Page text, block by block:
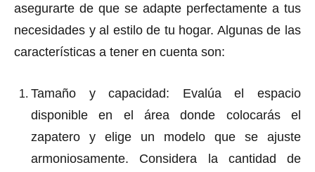
asegurarte de que se adapte perfectamente a tus
necesidades y al estilo de tu hogar. Algunas de las
características a tener en cuenta son:
Tamaño y capacidad: Evalúa el espacio
disponible en el área donde colocarás el
zapatero y elige un modelo que se ajuste
armoniosamente. Considera la cantidad de